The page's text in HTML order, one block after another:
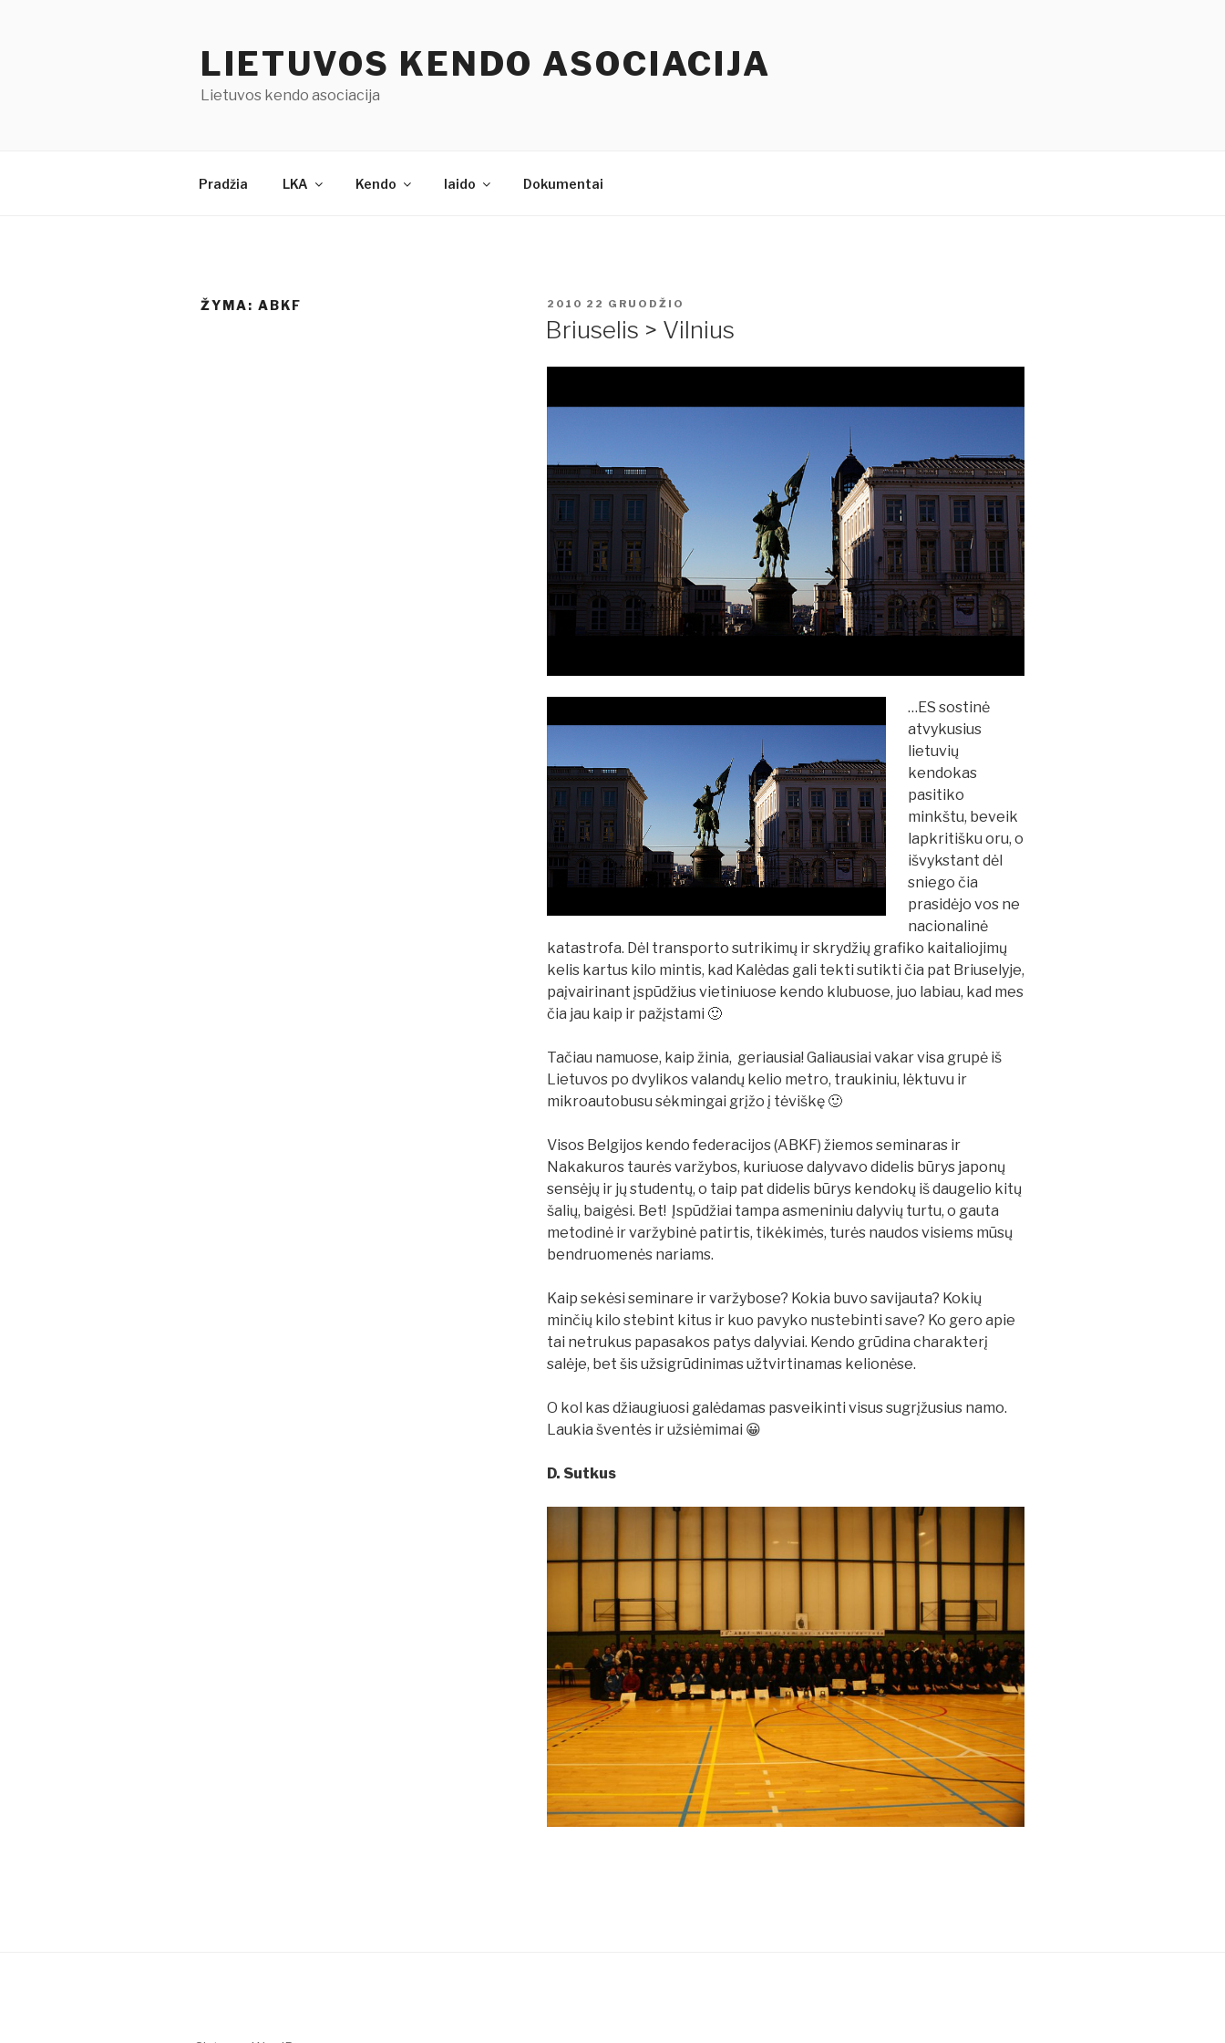
LIETUVOS KENDO ASOCIACIJA
Lietuvos kendo asociacija
Pradžia LKA Kendo Iaido Dokumentai
ŽYMA: ABKF PASKELBTA
2010 22 GRUODŽIO
Briuselis > Vilnius
…ES sostinė
atvykusius
lietuvių
kendokas
pasitiko
minkštu, beveik
lapkritišku oru, o
išvykstant dėl
sniego čia
prasidėjo vos ne
nacionalinė
katastrofa. Dėl transporto sutrikimų ir skrydžių grafiko kaitaliojimų
kelis kartus kilo mintis, kad Kalėdas gali tekti sutikti čia pat Briuselyje,
paįvairinant įspūdžius vietiniuose kendo klubuose, juo labiau, kad mes
čia jau kaip ir pažįstami 🙂
Tačiau namuose, kaip žinia, geriausia! Galiausiai vakar visa grupė iš
Lietuvos po dvylikos valandų kelio metro, traukiniu, lėktuvu ir
mikroautobusu sėkmingai grįžo į tėviškę 🙂
Visos Belgijos kendo federacijos (ABKF) žiemos seminaras ir
Nakakuros taurės varžybos, kuriuose dalyvavo didelis būrys japonų
sensėjų ir jų studentų, o taip pat didelis būrys kendokų iš daugelio kitų
šalių, baigėsi. Bet! Įspūdžiai tampa asmeniniu dalyvių turtu, o gauta
metodinė ir varžybinė patirtis, tikėkimės, turės naudos visiems mūsų
bendruomenės nariams.
Kaip sekėsi seminare ir varžybose? Kokia buvo savijauta? Kokių
minčių kilo stebint kitus ir kuo pavyko nustebinti save? Ko gero apie
tai netrukus papasakos patys dalyviai. Kendo grūdina charakterį
salėje, bet šis užsigrūdinimas užtvirtinamas kelionėse.
O kol kas džiaugiuosi galėdamas pasveikinti visus sugrįžusius namo.
Laukia šventės ir užsiėmimai 😀
D. Sutkus